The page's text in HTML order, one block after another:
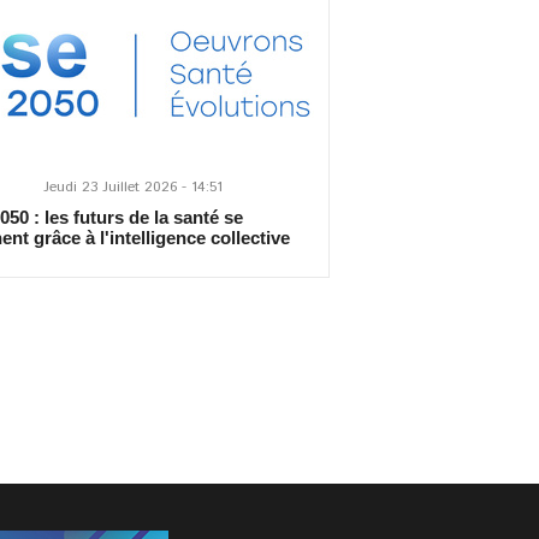
Jeudi 23 Juillet 2026 - 14:51
: les futurs de la santé se
grâce à l'intelligence collective